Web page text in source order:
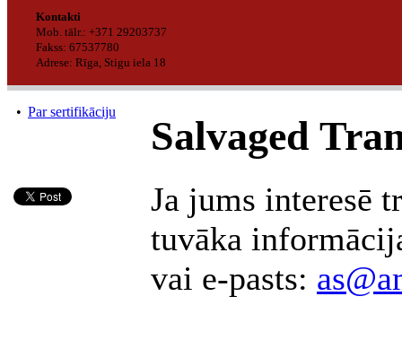
Kontakti
Mob. tālr.: +371 29203737
Fakss: 67537780
Adrese: Rīga, Stigu iela 18
• Par sertifikāciju
Salvaged
Ja jums interesē
tuvāka
vai e-pasts: